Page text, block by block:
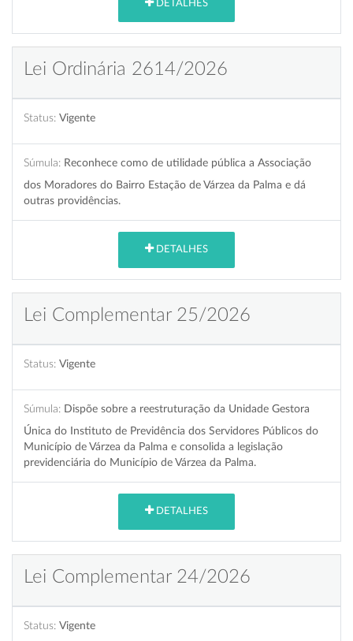
DETALHES
Lei Ordinária 2614/2026
Status: Vigente
Súmula: Reconhece como de utilidade pública a Associação
dos Moradores do Bairro Estação de Várzea da Palma e dá
outras providências.
DETALHES
Lei Complementar 25/2026
Status: Vigente
Súmula: Dispõe sobre a reestruturação da Unidade Gestora
Única do Instituto de Previdência dos Servidores Públicos do
Município de Várzea da Palma e consolida a legislação
previdenciária do Município de Várzea da Palma.
DETALHES
Lei Complementar 24/2026
Status: Vigente